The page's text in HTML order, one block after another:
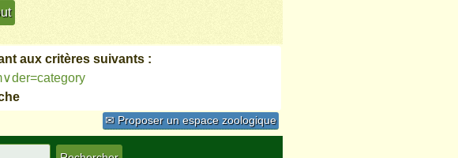
aux critères suivants :
✉ Proposer un espace zoologique